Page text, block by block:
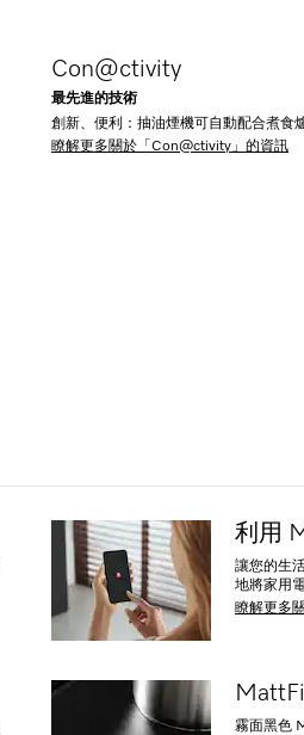
Con@ctivity
最先進的技術
創新、便利：抽油煙機可自動配合煮食
瞭解更多關於「Con@ctivity」的資訊
利用
讓您的生
地將家用
瞭解更多
霧面黑色